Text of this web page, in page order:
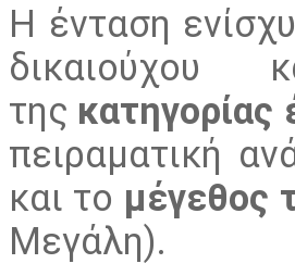
Η ένταση
της κατηγορίας
πειραματική
και το μέγεθος
Μεγάλη).